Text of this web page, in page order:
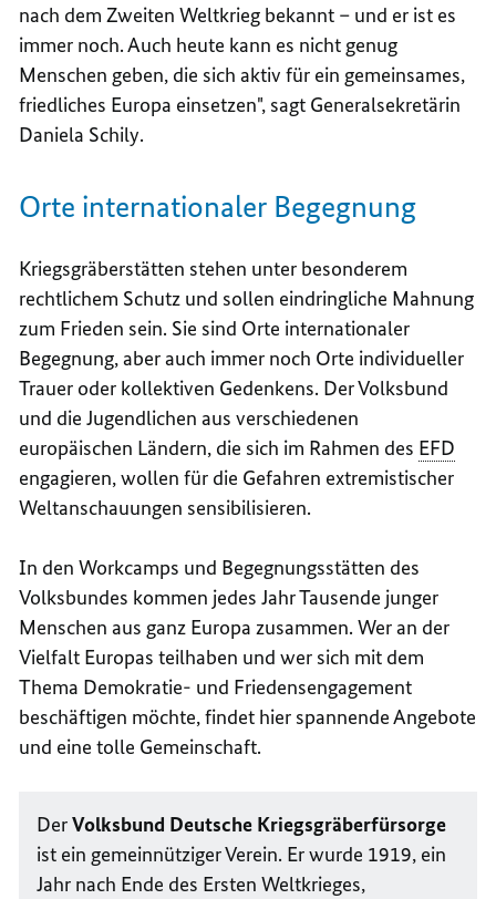
nach dem Zweiten Weltkrieg bekannt – und er ist es
immer noch. Auch heute kann es nicht genug
Menschen geben, die sich aktiv für ein gemeinsames,
friedliches Europa einsetzen", sagt Generalsekretärin
Daniela Schily.
Orte internationaler Begegnung
Kriegsgräberstätten stehen unter besonderem
rechtlichem Schutz und sollen eindringliche Mahnung
zum Frieden sein. Sie sind Orte internationaler
Begegnung, aber auch immer noch Orte individueller
Trauer oder kollektiven Gedenkens. Der Volksbund
und die Jugendlichen aus verschiedenen
europäischen Ländern, die sich im Rahmen des EFD
engagieren, wollen für die Gefahren extremistischer
Weltanschauungen sensibilisieren.
In den Workcamps und Begegnungsstätten des
Volksbundes kommen jedes Jahr Tausende junger
Menschen aus ganz Europa zusammen. Wer an der
Vielfalt Europas teilhaben und wer sich mit dem
Thema Demokratie- und Friedensengagement
beschäftigen möchte, findet hier spannende Angebote
und eine tolle Gemeinschaft.
DerVolksbund Deutsche Kriegsgräberfürsorge
ist ein gemeinnütziger Verein. Er wurde 1919, ein
Jahr nach Ende des Ersten Weltkrieges,